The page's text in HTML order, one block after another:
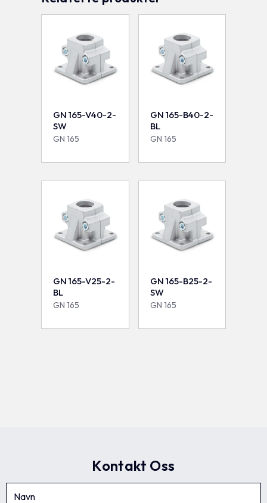
GN 165-V40-2-
SW
GN 165
GN 165-B40-2-
BL
GN 165
GN 165-V25-2-
BL
GN 165
GN 165-B25-2-
SW
GN 165
Kontakt Oss